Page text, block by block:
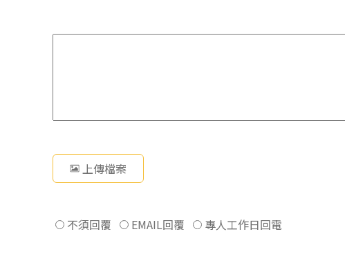
上傳檔案
不須回覆 EMAIL回覆 專人工作日回電